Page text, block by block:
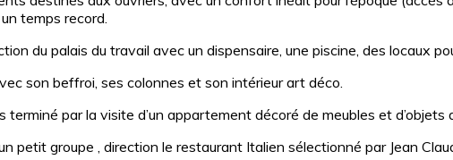
temps record.
du palais du travail avec un dispensaire, une piscine, des locaux
son beffroi, ses colonnes et son intérieur art déco.
terminé par la visite d’un appartement décoré de meubles et d’objets
petit groupe , direction le restaurant Italien sélectionné par Jean